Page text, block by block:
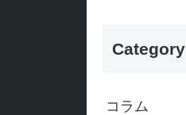
Category
コラム